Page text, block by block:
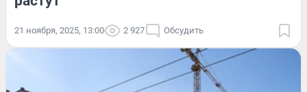
21 ноября, 2025, 13:00 2 927 Обсудить